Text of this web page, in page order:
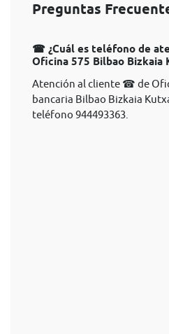
Preguntas
☎ ¿Cuál es teléfono de
Oficina 575 Bilbao Bizkaia
Atención al cliente ☎ de
bancaria Bilbao Bizkaia
teléfono 944493363.